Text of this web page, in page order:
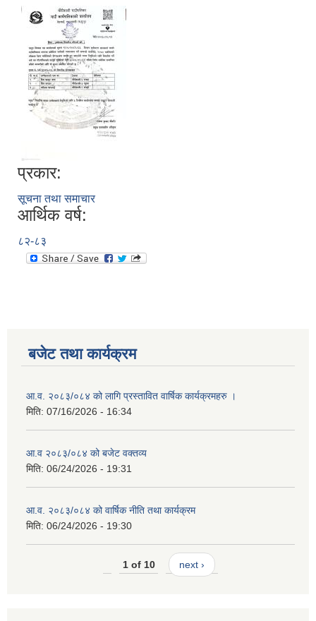
प्रकार:
सूचना तथा समाचार
आर्थिक वर्ष:
८२-८३
बजेट तथा कार्यक्रम
आ.व. २०८३/०८४ को लागि प्रस्तावित वार्षिक कार्यक्रमहरु ।
मिति: 07/16/2026 - 16:34
आ.व २०८३/०८४ को बजेट वक्तव्य
मिति: 06/24/2026 - 19:31
आ.व. २०८३/०८४ को वार्षिक नीति तथा कार्यक्रम
मिति: 06/24/2026 - 19:30
1 of 10 next ›